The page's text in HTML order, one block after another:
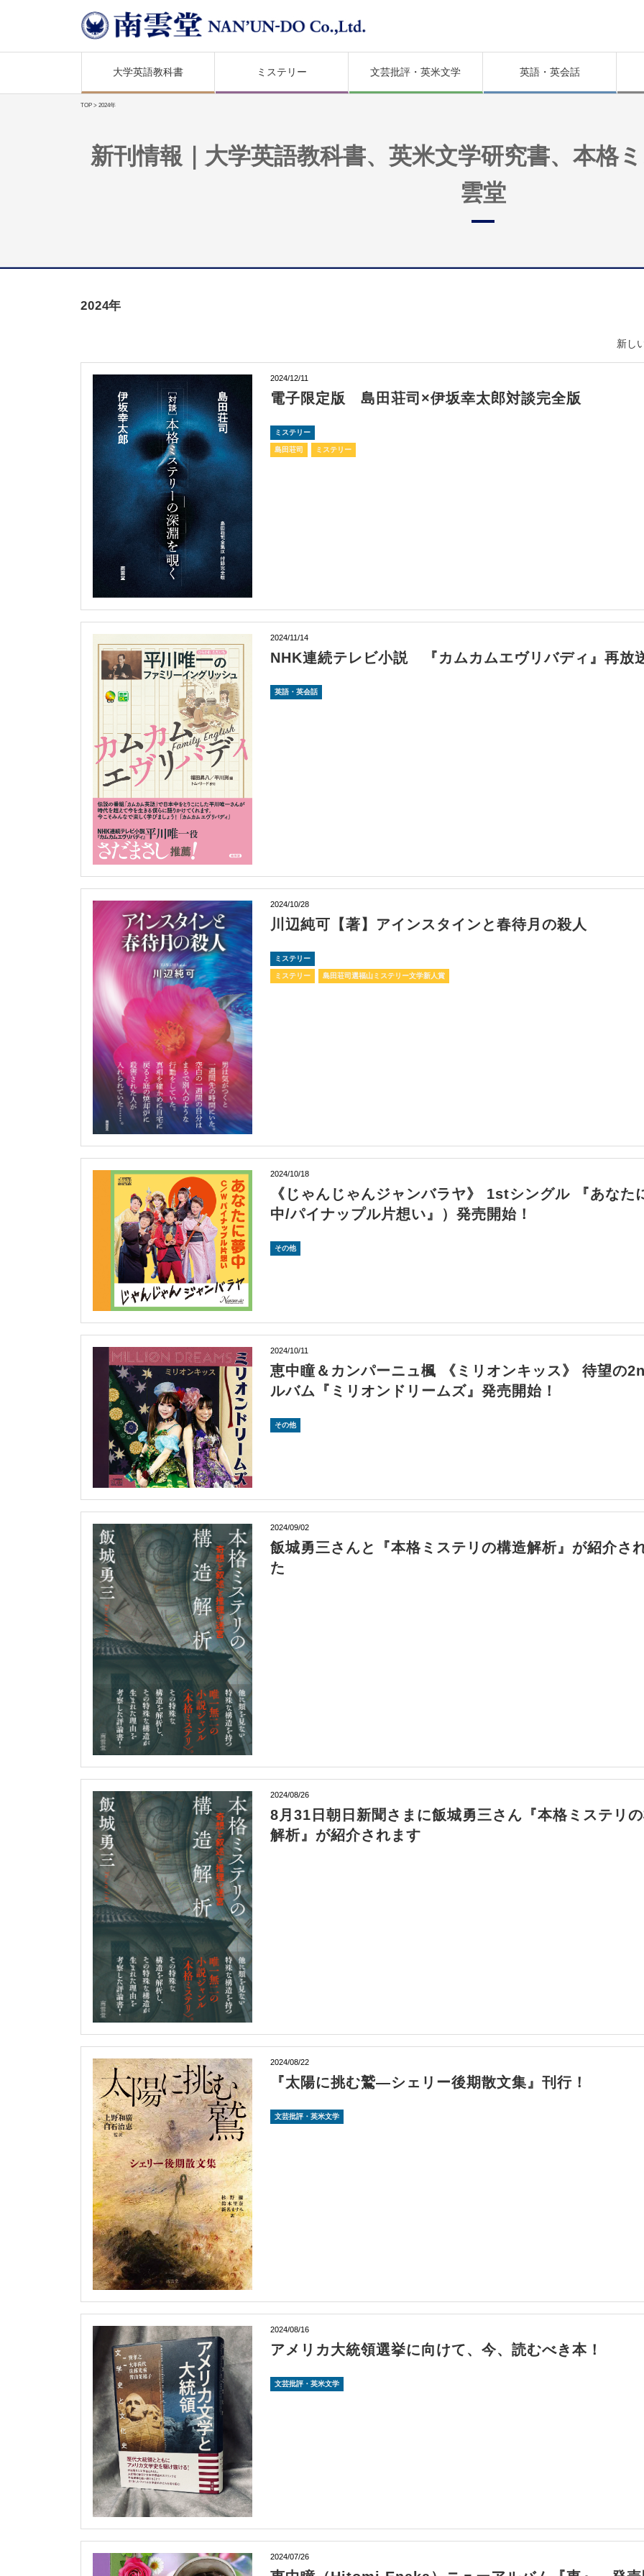
大学英語教科書 ミステリー 文芸批評・英米文学 英語・英会話
TOP > 2024年
新刊情報｜大学英語教科書、英米文学研究書、本格
雲堂
2024年
新し
2024/12/11
電子限定版 島田荘司×伊坂幸太郎対談完全版
ミステリー
島田荘司 ミステリー
2024/11/14
NHK連続テレビ小説 『カムカムエヴリバディ』再
英語・英会話
2024/10/28
川辺純可【著】アインスタインと春待月の殺人
ミステリー
ミステリー 島田荘司選福山ミステリー文学新人賞
2024/10/18
《じゃんじゃんジャンバラヤ》 1stシングル 『あなた
中/パイナップル片想い』）発売開始！
その他
2024/10/11
恵中瞳＆カンパーニュ楓 《ミリオンキッス》 待望の
ルバム『ミリオンドリームズ』発売開始！
その他
2024/09/02
飯城勇三さんと『本格ミステリの構造解析』が紹介さ
た
2024/08/26
8月31日朝日新聞さまに飯城勇三さん『本格ミステリ
解析』が紹介されます
2024/08/22
『太陽に挑む鷲―シェリー後期散文集』刊行！
文芸批評・英米文学
2024/08/16
アメリカ大統領選挙に向けて、今、読むべき本！
文芸批評・英米文学
2024/07/26